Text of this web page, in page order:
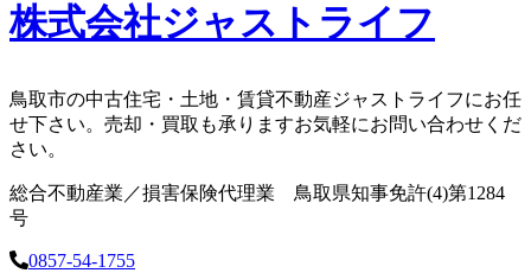
株式会社ジャストライフ
鳥取市の中古住宅・土地・賃貸不動産ジャストライフにお任
せ下さい。売却・買取も承りますお気軽にお問い合わせくだ
さい。
総合不動産業／損害保険代理業 鳥取県知事免許(4)第1284
号
0857-54-1755